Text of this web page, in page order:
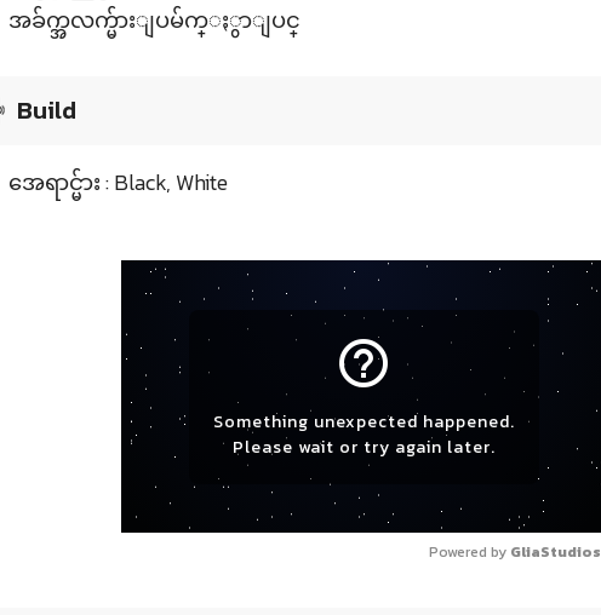
အခ်က္အလက္မ်ားျပမ်က္ႏွာျပင္
Build
အေရာင္မ်ား : Black, White
help_outline
Something unexpected happened.
Please wait or try again later.
Powered by GliaStudios